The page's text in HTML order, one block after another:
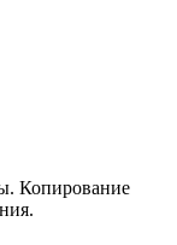
Копирование